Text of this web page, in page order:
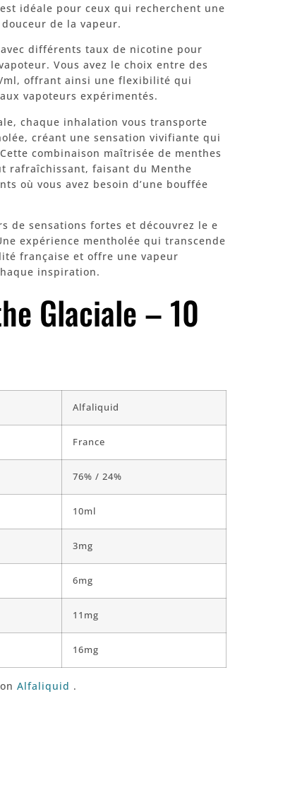
idéale pour ceux qui recherchent une
de la vapeur.
différents taux de nicotine pour
Vous avez le choix entre des
ml, offrant ainsi une flexibilité qui
vapoteurs expérimentés.
chaque inhalation vous transporte
créant une sensation vivifiante qui
combinaison maîtrisée de menthes
rafraîchissant, faisant du Menthe
où vous avez besoin d’une bouffée
de sensations fortes et découvrez le e
expérience mentholée qui transcende
française et offre une vapeur
inspiration.
Glaciale – 10
Alfaliquid
France
76% / 24%
10ml
3mg
6mg
11mg
16mg
Alfaliquid .